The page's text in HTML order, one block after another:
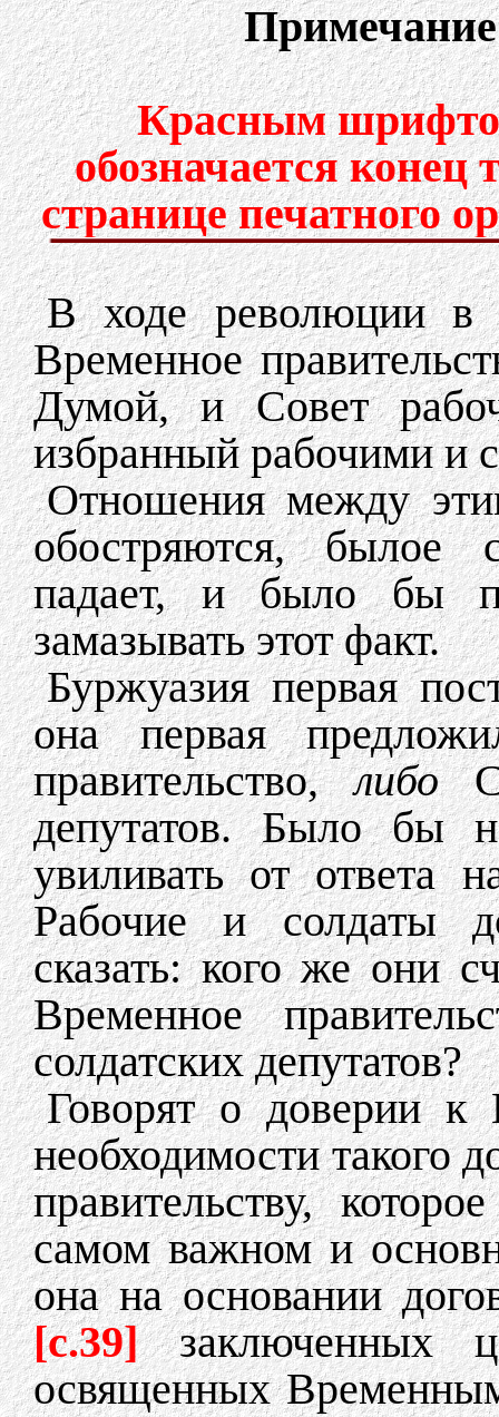
Красным
обозначается конец
странице печатного
В ходе революции в
Временное
Думой, и Совет
избранный рабочими и
Отношения между
обостряются, былое
падает, и было бы
замазывать этот факт.
Буржуазия первая
она первая
правительство,либо
депутатов. Было бы
увиливать от ответа
Рабочие и солдаты
сказать: кого же они
Временное
солдатских депутатов?
Говорят о доверии к
необходимости такого
правительству,
самом важном и
она на основании
[c.39]
заключенных
освященных Временным